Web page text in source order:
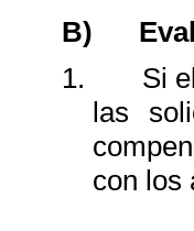
B)
1.
Si
las
con los